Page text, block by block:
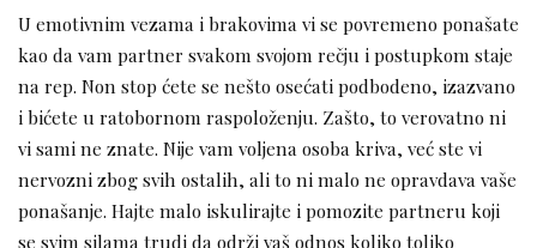
U emotivnim vezama i brakovima vi se povremeno ponašate
kao da vam partner svakom svojom rečju i postupkom staje
na rep. Non stop ćete se nešto osećati podbodeno, izazvano
i bićete u ratobornom raspoloženju. Zašto, to verovatno ni
vi sami ne znate. Nije vam voljena osoba kriva, već ste vi
nervozni zbog svih ostalih, ali to ni malo ne opravdava vaše
ponašanje. Hajte malo iskulirajte i pomozite partneru koji
se svim silama trudi da održi vaš odnos koliko toliko